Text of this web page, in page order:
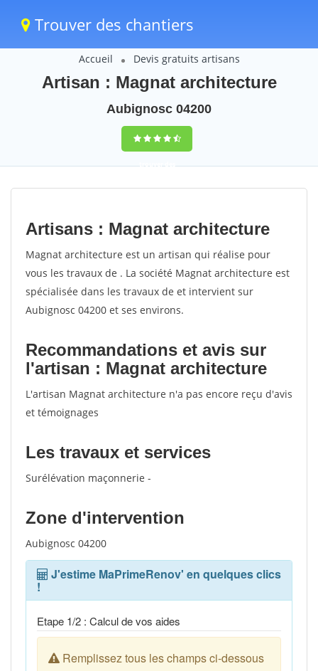
Trouver des chantiers
Accueil Devis gratuits artisans
Artisan : Magnat architecture
Aubignosc 04200
trouver des
chantiers
rapidement en
4,8 (100%) 255
Artisans : Magnat architecture
Magnat architecture est un artisan qui réalise pour
vous les travaux de . La société Magnat architecture est
spécialisée dans les travaux de et intervient sur
Aubignosc 04200 et ses environs.
Recommandations et avis sur
l'artisan : Magnat architecture
L'artisan Magnat architecture n'a pas encore reçu d'avis
et témoignages
Les travaux et services
Surélévation maçonnerie -
Zone d'intervention
Aubignosc 04200